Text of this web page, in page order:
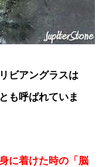
ビアングラスは
も呼ばれていま
に着けた時の「脳